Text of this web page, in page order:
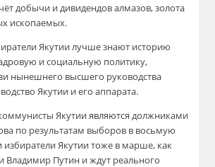
добычи и дивидендов алмазов, золота
ископаемых.
Якутии лучше знают историю
и социальную политику,
нынешнего высшего руководства
Якутии и его аппарата.
Якутии являются должниками
по результатам выборов в восьмую
избиратели Якутии тоже в марше, как
Владимир Путин и ждут реального